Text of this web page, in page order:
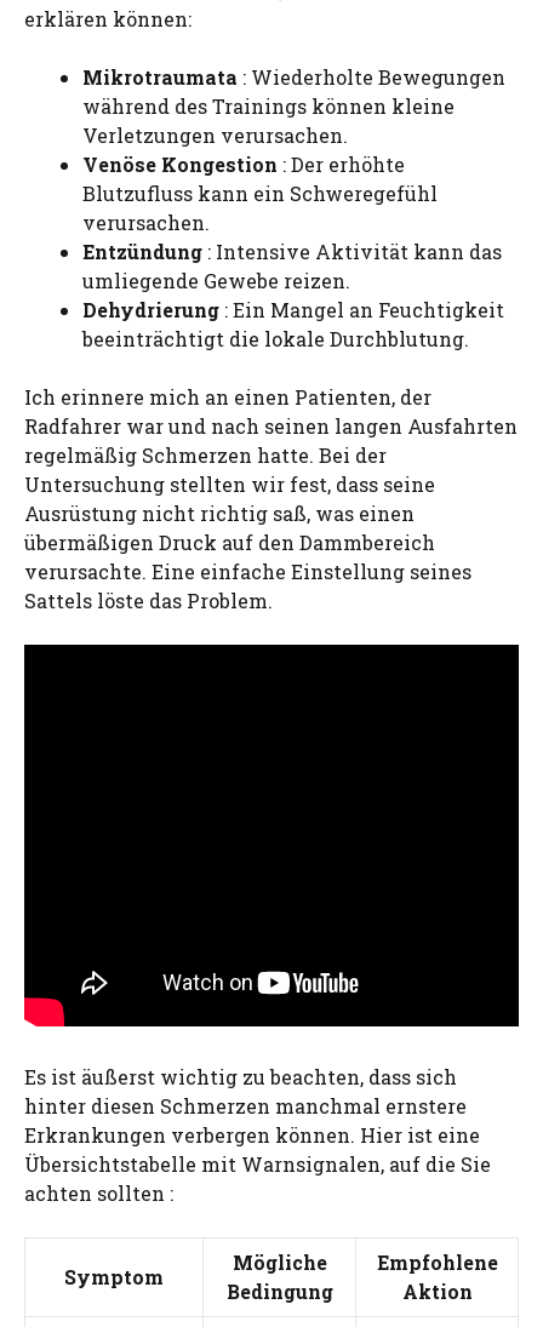
erklären können:
Mikrotraumata : Wiederholte Bewegungen
während des Trainings können kleine
Verletzungen verursachen.
Venöse Kongestion : Der erhöhte
Blutzufluss kann ein Schweregefühl
verursachen.
Entzündung : Intensive Aktivität kann das
umliegende Gewebe reizen.
Dehydrierung : Ein Mangel an Feuchtigkeit
beeinträchtigt die lokale Durchblutung.
Ich erinnere mich an einen Patienten, der
Radfahrer war und nach seinen langen Ausfahrten
regelmäßig Schmerzen hatte. Bei der
Untersuchung stellten wir fest, dass seine
Ausrüstung nicht richtig saß, was einen
übermäßigen Druck auf den Dammbereich
verursachte. Eine einfache Einstellung seines
Sattels löste das Problem.
Es ist äußerst wichtig zu beachten, dass sich
hinter diesen Schmerzen manchmal ernstere
Erkrankungen verbergen können. Hier ist eine
Übersichtstabelle mit Warnsignalen, auf die Sie
achten sollten :
Symptom
Mögliche
Bedingung
Empfohlene
Aktion